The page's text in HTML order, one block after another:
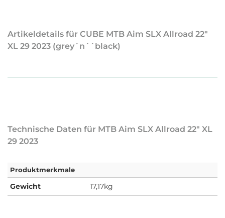
Artikeldetails für CUBE MTB Aim SLX Allroad 22"
XL 29 2023 (grey´n´´black)
Technische Daten für MTB Aim SLX Allroad 22" XL
29 2023
Produktmerkmale
Gewicht 17,17kg